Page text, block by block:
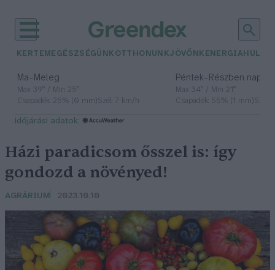
KERTEM EGÉSZSÉGÜNK OTTHONUNKJÖVŐNK ENERGIA
Ma– Meleg
Max 39° / Min 25°
Csapadék: 25% (0 mm)Szél: 7 km/h
Péntek– Részben
Max 34° / Min 21°
Csapadék: 55% (1 mm)Szél:
időjárási adatok:
Házi paradicsom ősszel is: így
gondozd a növényed!
AGRÁRIUM 2023.10.10